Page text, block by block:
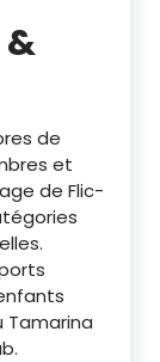
de
et
de Flic-
Tamarina